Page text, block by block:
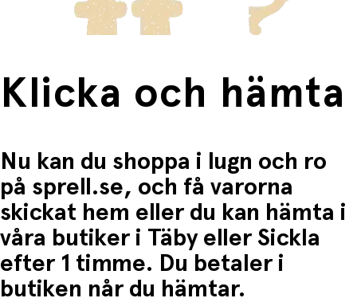
Klicka och hämta
Nu kan du shoppa i lugn och ro
på sprell.se, och få varorna
skickat hem eller du kan hämta i
våra butiker i Täby eller Sickla
efter 1 timme. Du betaler i
butiken når du hämtar.